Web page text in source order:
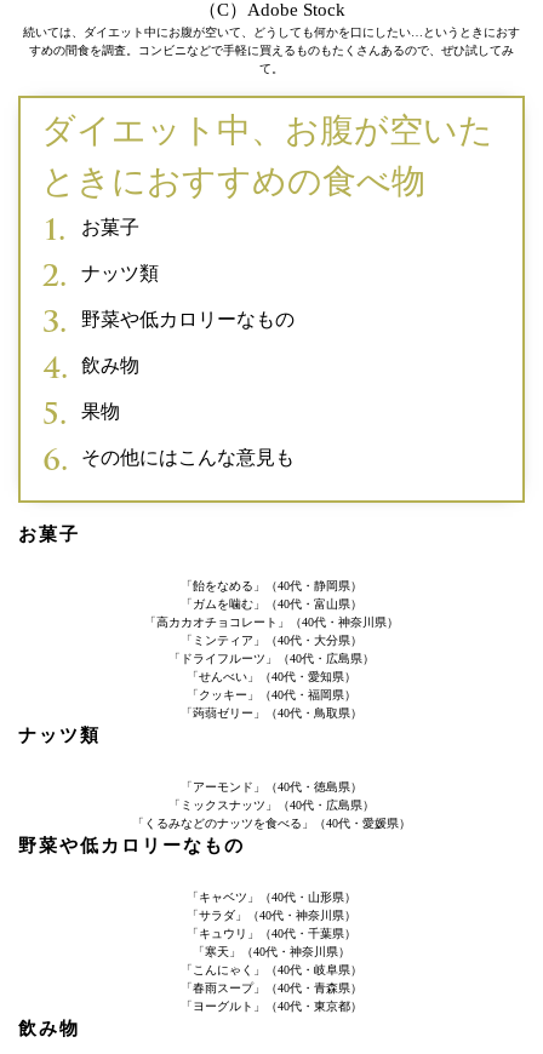
（C）Adobe Stock
続いては、ダイエット中にお腹が空いて、どうしても何かを口にしたい…というときにおす
すめの間食を調査。コンビニなどで手軽に買えるものもたくさんあるので、ぜひ試してみ
て。
ダイエット中、お腹が空いた
ときにおすすめの食べ物
お菓子
ナッツ類
野菜や低カロリーなもの
飲み物
果物
その他にはこんな意見も
お菓子
「飴をなめる」（40代・静岡県）
「ガムを噛む」（40代・富山県）
「高カカオチョコレート」（40代・神奈川県）
「ミンティア」（40代・大分県）
「ドライフルーツ」（40代・広島県）
「せんべい」（40代・愛知県）
「クッキー」（40代・福岡県）
「蒟蒻ゼリー」（40代・鳥取県）
ナッツ類
「アーモンド」（40代・徳島県）
「ミックスナッツ」（40代・広島県）
「くるみなどのナッツを食べる」（40代・愛媛県）
野菜や低カロリーなもの
「キャベツ」（40代・山形県）
「サラダ」（40代・神奈川県）
「キュウリ」（40代・千葉県）
「寒天」（40代・神奈川県）
「こんにゃく」（40代・岐阜県）
「春雨スープ」（40代・青森県）
「ヨーグルト」（40代・東京都）
飲み物